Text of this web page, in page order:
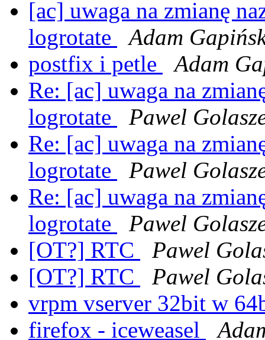
[ac] uwaga na zmianę
logrotate
Adam
postfix i petle
Adam
Re: [ac] uwaga na
logrotate
Pawel
Re: [ac] uwaga na
logrotate
Pawel
Re: [ac] uwaga na
logrotate
Pawel
[OT?] RTC
Pawel
[OT?] RTC
Pawel
vrpm vserver 32bit w
firefox - iceweasel